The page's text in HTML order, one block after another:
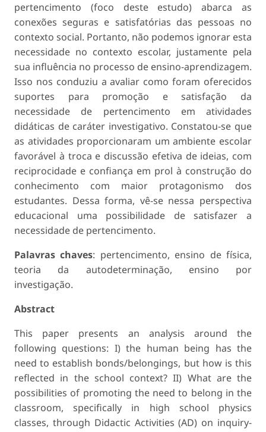
pertencimento (foco deste estudo) abarca as
conexões seguras e satisfatórias das pessoas no
contexto social. Portanto, não podemos ignorar esta
necessidade no contexto escolar, justamente pela
sua influência no processo de ensino-aprendizagem.
Isso nos conduziu a avaliar como foram oferecidos
suportes para promoção e satisfação da
necessidade de pertencimento em atividades
didáticas de caráter investigativo. Constatou-se que
as atividades proporcionaram um ambiente escolar
favorável à troca e discussão efetiva de ideias, com
reciprocidade e confiança em prol à construção do
conhecimento com maior protagonismo dos
estudantes. Dessa forma, vê-se nessa perspectiva
educacional uma possibilidade de satisfazer a
necessidade de pertencimento.
Palavras chaves: pertencimento, ensino de física,
teoria da autodeterminação, ensino por
investigação.
Abstract
This paper presents an analysis around the
following questions: I) the human being has the
need to establish bonds/belongings, but how is this
reflected in the school context? II) What are the
possibilities of promoting the need to belong in the
classroom, specifically in high school physics
classes, through Didactic Activities (AD) on inquiry-